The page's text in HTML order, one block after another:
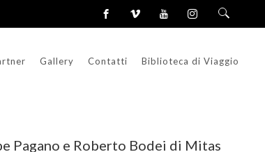
Gallery Contatti Biblioteca di Viaggio
Pagano e Roberto Bodei di Mitas